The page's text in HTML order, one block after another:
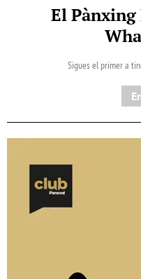
El
Sigues el primer a